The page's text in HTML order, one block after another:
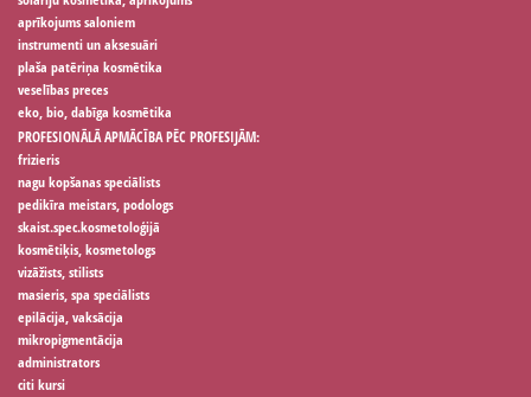
aprīkojums saloniem
instrumenti un aksesuāri
plaša patēriņa kosmētika
veselības preces
eko, bio, dabīga kosmētika
PROFESIONĀLĀ APMĀCĪBA PĒC PROFESIJĀM:
frizieris
nagu kopšanas speciālists
pedikīra meistars, podologs
skaist.spec.kosmetoloģijā
kosmētiķis, kosmetologs
vizāžists, stilists
masieris, spa speciālists
epilācija, vaksācija
mikropigmentācija
administrators
citi kursi